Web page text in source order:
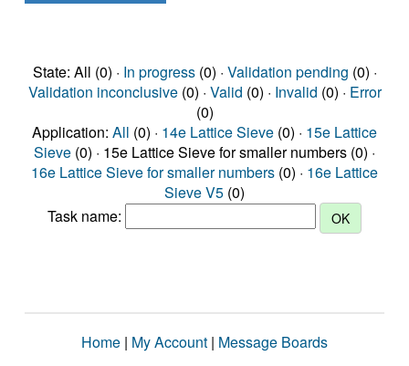
State: All (0) · In progress(0) · Validation pending (0) ·
Validation inconclusive(0) · Valid (0) · Invalid (0) · Error
(0)
Application: All (0) · 14e Lattice Sieve (0) · 15e Lattice
Sieve (0) · 15e Lattice Sieve for smaller numbers (0) ·
16e Lattice Sieve for smaller numbers (0) · 16e Lattice
Sieve V5 (0)
Task name:
Home | My Account | Message Boards